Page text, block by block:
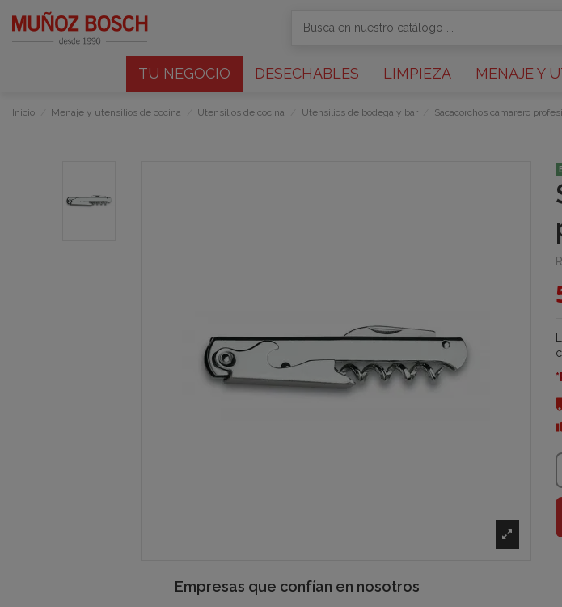
TU NEGOCIO DESECHABLES LIMPIEZA MENAJE Y
Inicio Menaje y utensilios de cocina Utensilios de cocina Utensilios de bodega y bar Sacacorchos camarero
Empresas que confían en nosotros